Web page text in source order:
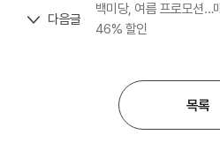
다음글
백미당, 여름 프로모션…
46% 할인
목록